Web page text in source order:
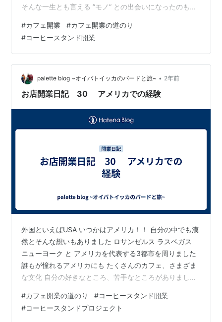
そんな一生とも言える ”モノ” との出会いになったのもと
モノ そんな出会いが旅の魅力です 先日のニュージーラン
ド、アメリカでの記事にも書いた通り 行く国にはほとん
ど自然の目的があります フィンランドでは オーロラ観測
にも向かいました −２０度 辺り一面が銀世界の中 オーロ
ラを待っているだけの時間 何もない景色のはずなの…
#カフェ開業 #カフェ開業の道のり
#コーヒースタンド開業
palette blog ~オイバトイッカのバードと旅~ • 2年前
お店開業日記 30 アメリカでの経験
外国といえばUSA いつかはアメリカ！！ 自分の中でも漠
然とそんな想いもありました ロサンゼルス ラスベガス
ニューヨーク と アメリカを代表する3都市を周りました
誰もが憧れるアメリカにも たくさんのカフェ、さまざま
な文化 自分の好きなところ、苦手なところがありました
テイストもまるっきり違いました ロサンゼルスのカフェ
には ボタニカルのものが多くありました 間口も広く天井
#カフェ開業の道のり #コーヒースタンド開業
#コーヒースタンドプロジェクト